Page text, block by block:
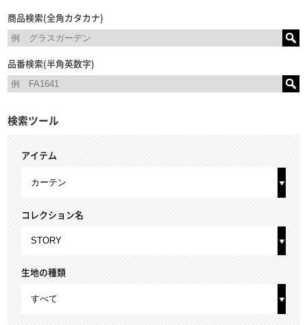
商品検索(全角カタカナ)
品番検索(半角英数字)
検索ツール
アイテム
コレクション名
生地の種類